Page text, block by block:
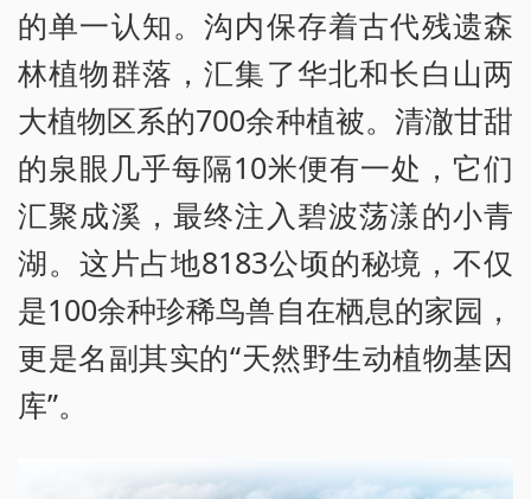
的单一认知。沟内保存着古代残遗森
林植物群落，汇集了华北和长白山两
大植物区系的700余种植被。清澈甘甜
的泉眼几乎每隔10米便有一处，它们
汇聚成溪，最终注入碧波荡漾的小青
湖。这片占地8183公顷的秘境，不仅
是100余种珍稀鸟兽自在栖息的家园，
更是名副其实的“天然野生动植物基因
库”。